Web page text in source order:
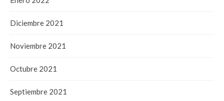
Diciembre 2021
Noviembre 2021
Octubre 2021
Septiembre 2021